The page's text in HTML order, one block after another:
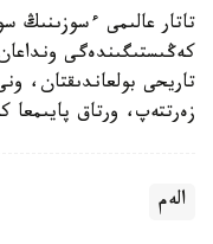
تاتار عالىمى ءسوزىنىڭ
كەڭىستىگىندەگى
تاريحى بولعاندىقتان،
زەرتتەپ، ورتاق
الەم